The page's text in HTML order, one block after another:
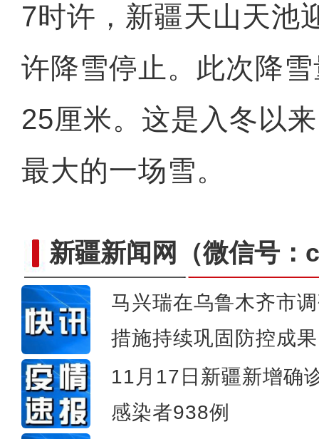
7时许，新疆天山天池
许降雪停止。此次降
25厘米。这是入冬以
最大的一场雪。
新疆新闻网 （微信号
马兴瑞在乌鲁木齐市
措施持续巩固防控成
11月17日新疆新增确
感染者938例
新疆昭苏县：牲畜开启